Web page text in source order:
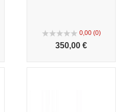
0,00 (0)
350,00 €